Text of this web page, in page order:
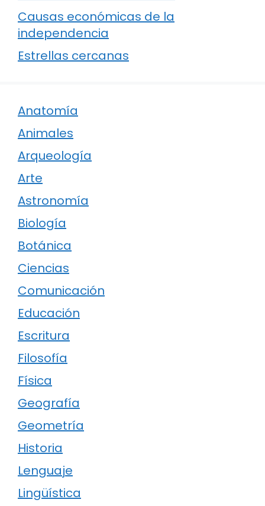
Causas económicas de la
independencia
Estrellas cercanas
Anatomía
Animales
Arqueología
Arte
Astronomía
Biología
Botánica
Ciencias
Comunicación
Educación
Escritura
Filosofía
Física
Geografía
Geometría
Historia
Lenguaje
Lingüística